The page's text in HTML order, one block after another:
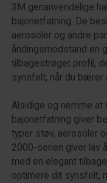
3M genanvendelige
bajonetfatning. De
aerosoler og andre
åndingsmodstand en
tilbagestrøget profil,
synsfelt, når du
Alsidige og nemme at
bajonetfatning giver
typer støv, aerosoler
2000-serien giver lav
med en elegant
optimere dit synsfelt,